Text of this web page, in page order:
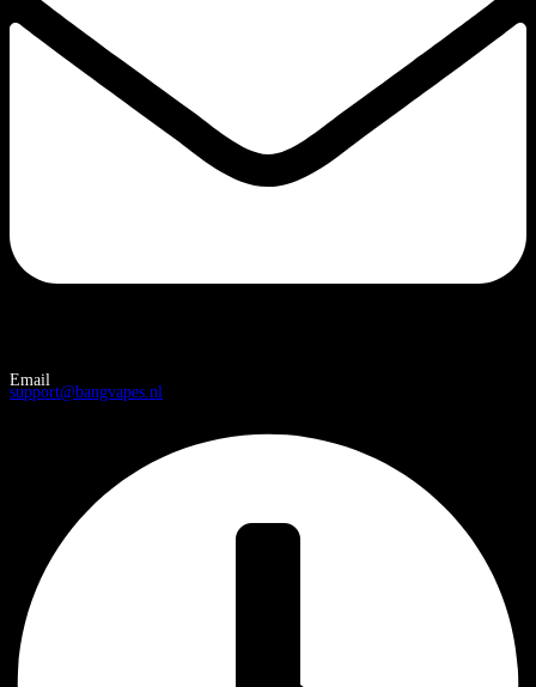
Email
support@bangvapes.nl